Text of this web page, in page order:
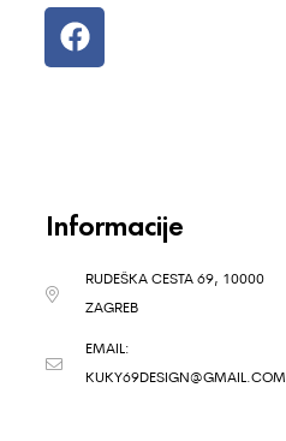
Informacije
RUDEŠKA CESTA 69, 10000
ZAGREB
EMAIL:
KUKY69DESIGN@GMAIL.COM